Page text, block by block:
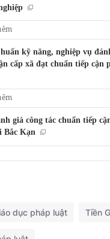
kỹ năng, nghiệp vụ
cấp xã đạt chuẩn tiếp cận
giá công tác chuẩn tiếp
Bắc Kạn
dục pháp luật Tiền